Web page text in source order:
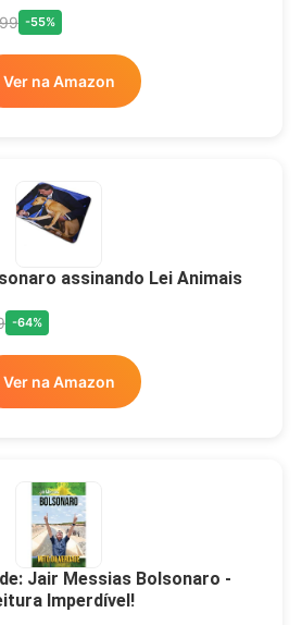
-55%
Ver na Amazon
assinando Lei Animais
-64%
Ver na Amazon
Jair Messias Bolsonaro -
Imperdível!